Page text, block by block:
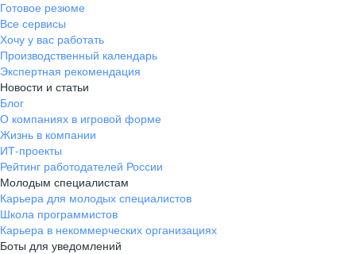
Готовое резюме
Все сервисы
Хочу у вас работать
Производственный календарь
Экспертная рекомендация
Новости и статьи
Блог
О компаниях в игровой форме
Жизнь в компании
ИТ-проекты
Рейтинг работодателей России
Молодым специалистам
Карьера для молодых специалистов
Школа программистов
Карьера в некоммерческих организациях
Боты для уведомлений